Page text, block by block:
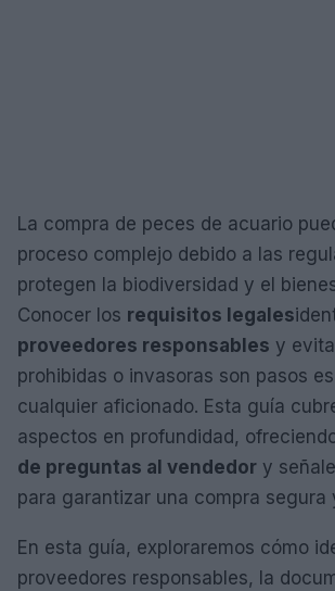
La compra de peces de acuario
proceso complejo debido a las
protegen la biodiversidad y el
Conocer los requisitos legales
proveedores responsables y
prohibidas o invasoras son pasos
cualquier aficionado. Esta guía
aspectos en profundidad,
de preguntas al vendedor y
para garantizar una compra segura
En esta guía, exploraremos cómo
proveedores responsables, la